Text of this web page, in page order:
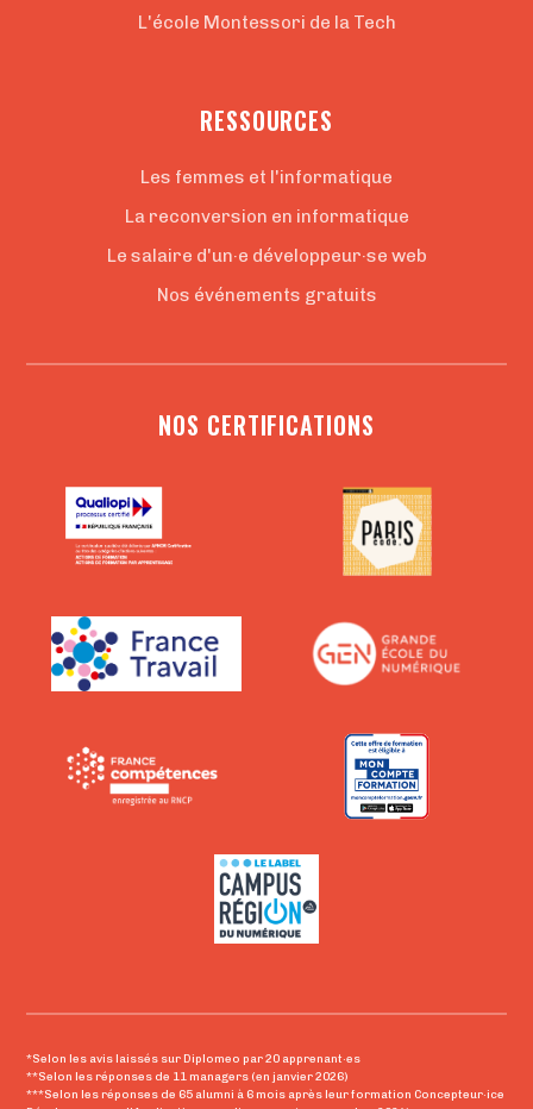
L'école Montessori de la Tech
RESSOURCES
Les femmes et l'informatique
La reconversion en informatique
Le salaire d'un·e développeur·se web
Nos événements gratuits
NOS CERTIFICATIONS
*Selon les avis laissés sur Diplomeo par 20 apprenant·es
**Selon les réponses de 11 managers (en janvier 2026)
***Selon les réponses de 65 alumni à 6 mois après leur formation Concepteur·ice